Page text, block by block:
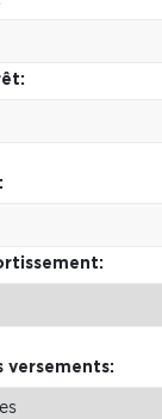
versements: